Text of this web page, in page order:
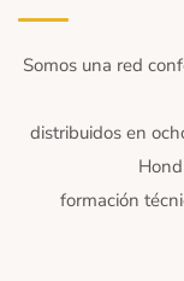
Somos una red
distribuidos en
formación